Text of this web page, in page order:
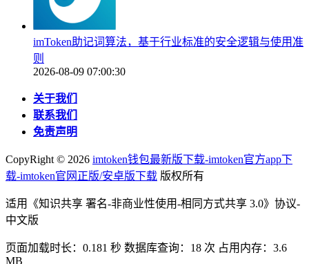
imToken助记词算法，基于行业标准的安全逻辑与使用准
则
2026-08-09 07:00:30
关于我们
联系我们
免责声明
CopyRight © 2026 imtoken钱包最新版下载-imtoken官方app下
载-imtoken官网正版/安卓版下载 版权所有
适用《知识共享 署名-非商业性使用-相同方式共享 3.0》协议-
中文版
页面加载时长：0.181 秒 数据库查询：18 次 占用内存：3.6
MB